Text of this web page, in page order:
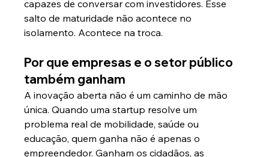
capazes de conversar com investidores. Esse
salto de maturidade não acontece no
isolamento. Acontece na troca.
Por que empresas e o setor público
também ganham
A inovação aberta não é um caminho de mão
única. Quando uma startup resolve um
problema real de mobilidade, saúde ou
educação, quem ganha não é apenas o
empreendedor. Ganham os cidadãos, as